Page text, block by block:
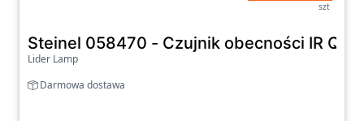
szt
Steinel 058470 - Czujnik obecności IR
Lider Lamp
Darmowa dostawa